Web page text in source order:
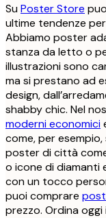
SuPoster Store
ultime tendenze
Abbiamo poster
stanza da letto o
illustrazioni sono
ma si prestano ad
design,
shabby chic. Nel
moderni economici
come, per
poster di città
o icone di diamanti
con un tocco
puoi comprare
prezzo. Ordina